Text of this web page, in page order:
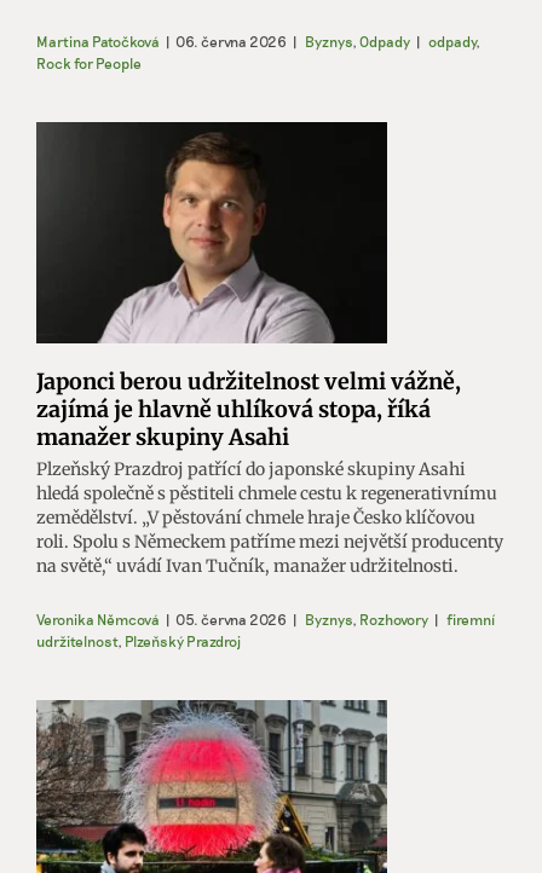
Martina Patočková | 06. června 2026 | Byznys Odpady | odpady,
Rock for People
Japonci berou udržitelnost velmi vážně,
zajímá je hlavně uhlíková stopa, říká
manažer skupiny Asahi
Plzeňský Prazdroj patřící do japonské skupiny Asahi
hledá společně s pěstiteli chmele cestu k regenerativnímu
zemědělství. „V pěstování chmele hraje Česko klíčovou
roli. Spolu s Německem patříme mezi největší producenty
na světě,“ uvádí Ivan Tučník, manažer udržitelnosti.
Veronika Němcová | 05. června 2026 | Byznys Rozhovory | firemní
udržitelnost, Plzeňský Prazdroj